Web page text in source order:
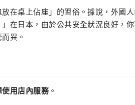
在桌上佔座」的習俗。據說，外國
在日本，由於公共安全狀況良好，
異。
用店內服務。